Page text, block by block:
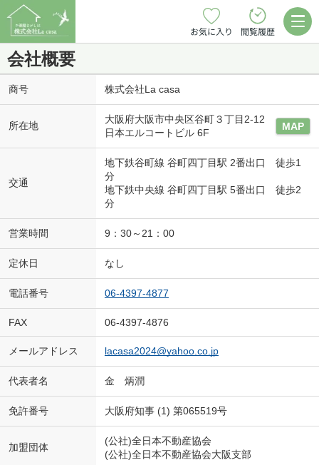
お気に入り 閲覧履歴
会社概要
商号 株式会社La casa
所在地
大阪府大阪市中央区谷町３丁目2-12
日本エルコートビル 6F
MAP
交通
地下鉄谷町線 谷町四丁目駅 2番出口 徒歩1
分
地下鉄中央線 谷町四丁目駅 5番出口 徒歩2
分
営業時間 9：30～21：00
定休日 なし
電話番号 06-4397-4877
FAX 06-4397-4876
メールアドレス lacasa2024@yahoo.co.jp
代表者名 金 炳潤
免許番号 大阪府知事 (1) 第065519号
加盟団体
(公社)全日本不動産協会
(公社)全日本不動産協会大阪支部